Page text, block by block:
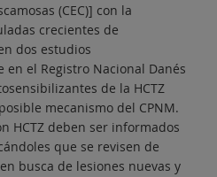
(CEC)] con la
crecientes de
dos estudios
en el Registro Nacional Danés
de la HCTZ
mecanismo del CPNM.
HCTZ deben ser informados
que se revisen de
busca de lesiones nuevas y